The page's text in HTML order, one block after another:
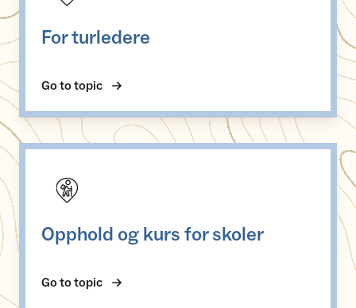
For turledere
Go to topic
Opphold og kurs for skoler
Go to topic